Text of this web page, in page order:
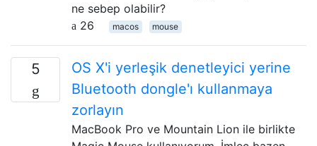
ne sebep olabilir?
26
macos mouse
5
OS X'i yerleşik denetleyici yerine
Bluetooth dongle'ı kullanmaya
zorlayın
MacBook Pro ve Mountain Lion ile birlikte